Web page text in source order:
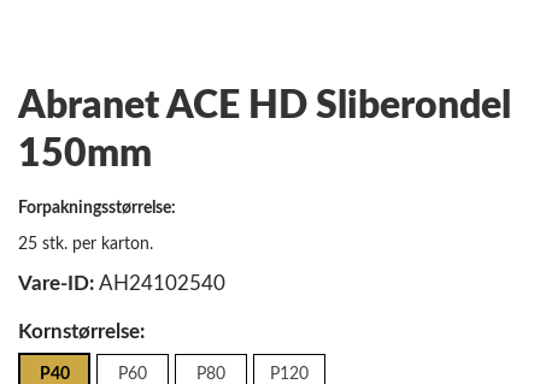
Abranet ACE HD Sliberondel
150mm
Forpakningsstørrelse:
25 stk. per karton.
Vare-ID: AH24102540
Kornstørrelse:
P40 P60 P80 P120